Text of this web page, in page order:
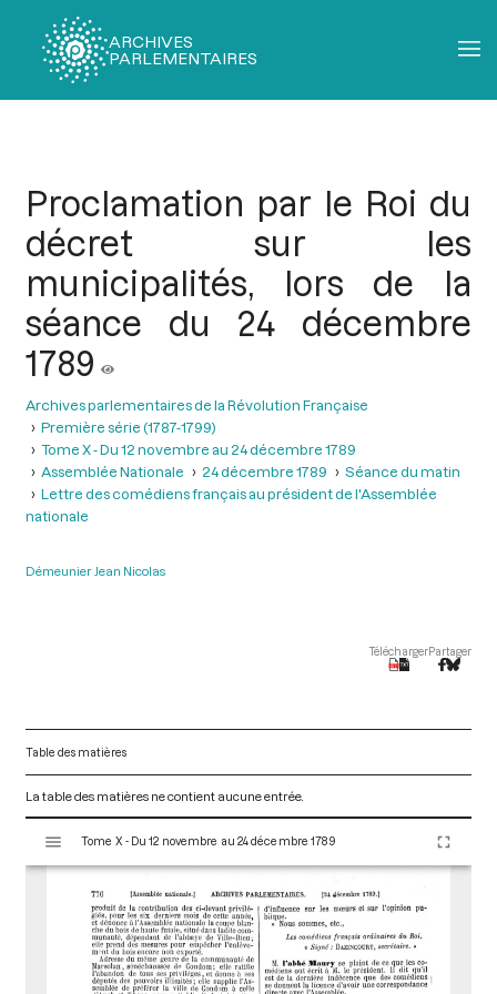
ARCHIVES
PARLEMENTAIRES
Proclamation par le Roi du
décret sur les
municipalités, lors de la
séance du 24 décembre
1789
Archives parlementaires de la Révolution Française
Première série (1787-1799)
Tome X - Du 12 novembre au 24 décembre 1789
Assemblée Nationale
24 décembre 1789
Séance du matin
Lettre des comédiens français au président de l'Assemblée
nationale
Démeunier Jean Nicolas
TéléchargerPartager
Table des matières
La table des matières ne contient aucune entrée.
s
Tome X - Du 12 novembre au 24 décembre 1789